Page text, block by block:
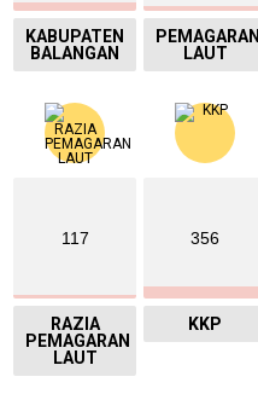
KABUPATEN
BALANGAN
PEMAGARAN
LAUT
117
RAZIA
PEMAGARAN
LAUT
356
KKP